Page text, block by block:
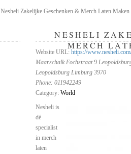
Nesheli Zakelijke Geschenken & Merch Laten Maken
NESHELI
MERCH
Website URL: https://
Maarschalk Fochstraat 9
Leopoldsburg Limburg 3970
Phone: 011942249
Category: World
Nesheli is
dé
specialist
in merch
laten